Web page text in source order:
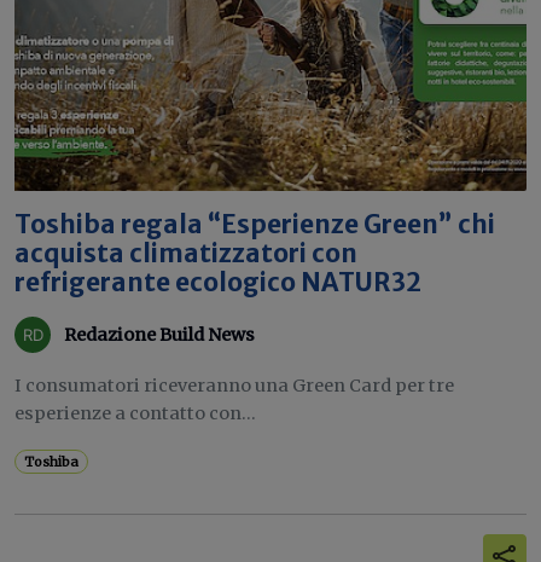
Toshiba regala “Esperienze Green” chi
acquista climatizzatori con
refrigerante ecologico NATUR32
Redazione Build News
I consumatori riceveranno una Green Card per tre
esperienze a contatto con...
Toshiba